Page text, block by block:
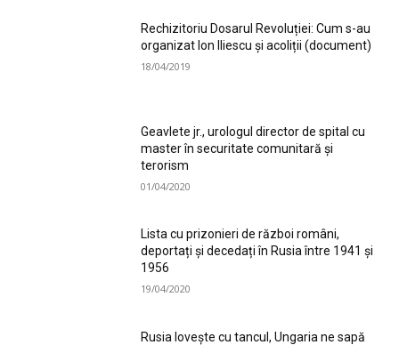
Rechizitoriu Dosarul Revoluției: Cum s-au
organizat Ion Iliescu și acoliții (document)
18/04/2019
Geavlete jr., urologul director de spital cu
master în securitate comunitară și
terorism
01/04/2020
Lista cu prizonieri de război români,
deportați și decedați în Rusia între 1941 și
1956
19/04/2020
Rusia lovește cu tancul, Ungaria ne sapă